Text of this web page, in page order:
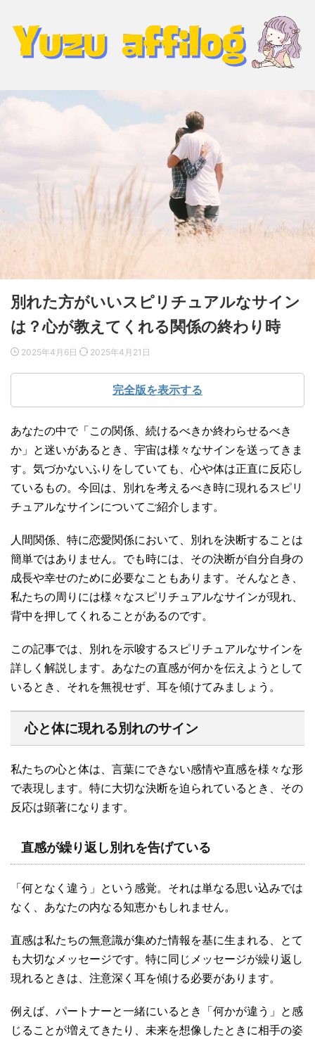
別れた方がいいスピリチュアルなサイン
は？心が教えてくれる関係の終わり時
2025年4月6日 2025年4月21日
完全版を表示する
あなたの中で「この関係、続けるべきか終わらせるべき
か」と迷いがあるとき、宇宙は様々なサインを送ってきま
す。気づかないふりをしていても、心や体は正直に反応し
ているもの。今回は、別れを考えるべき時に現れるスピリ
チュアルなサインについてご紹介します。
人間関係、特に恋愛関係において、別れを決断することは
簡単ではありません。でも時には、その決断が自分自身の
成長や幸せのために必要なこともあります。そんなとき、
私たちの周りには様々なスピリチュアルなサインが現れ、
背中を押してくれることがあるのです。
この記事では、別れを示唆するスピリチュアルなサインを
詳しく解説します。あなたの直感が何かを伝えようとして
いるとき、それを無視せず、耳を傾けてみましょう。
心と体に現れる別れのサイン
私たちの心と体は、言葉にできない感情や直感を様々な形
で表現します。特に大切な決断を迫られているとき、その
反応は顕著になります。
直感が繰り返し別れを告げている
「何となく違う」という感覚。それは単なる思い込みでは
なく、あなたの内なる知恵かもしれません。
直感は私たちの無意識が集めた情報を基に生まれる、とて
も大切なメッセージです。特に同じメッセージが繰り返し
現れるときは、注意深く耳を傾ける必要があります。
例えば、パートナーと一緒にいるとき「何かが違う」と感
じることが増えてきたり、未来を想像したときに相手の姿